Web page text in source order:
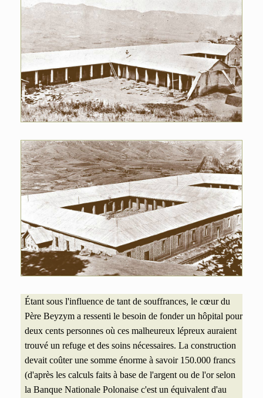
Étant sous l'influence de tant de souffrances, le cœur du
Père Beyzym a ressenti le besoin de fonder un hôpital pour
deux cents personnes où ces malheureux lépreux auraient
trouvé un refuge et des soins nécessaires. La construction
devait coûter une somme énorme à savoir 150.000 francs
(d'après les calculs faits à base de l'argent ou de l'or selon
la Banque Nationale Polonaise c'est un équivalent d'au